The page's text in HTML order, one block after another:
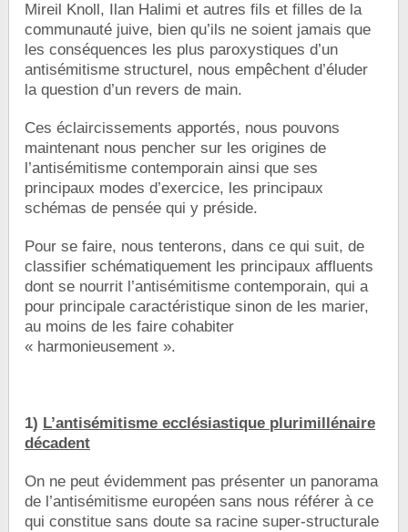
Mireil Knoll, Ilan Halimi et autres fils et filles de la
communauté juive, bien qu’ils ne soient jamais que
les conséquences les plus paroxystiques d’un
antisémitisme structurel, nous empêchent d’éluder
la question d’un revers de main.
Ces éclaircissements apportés, nous pouvons
maintenant nous pencher sur les origines de
l’antisémitisme contemporain ainsi que ses
principaux modes d’exercice, les principaux
schémas de pensée qui y préside.
Pour se faire, nous tenterons, dans ce qui suit, de
classifier schématiquement les principaux affluents
dont se nourrit l’antisémitisme contemporain, qui a
pour principale caractéristique sinon de les marier,
au moins de les faire cohabiter
« harmonieusement ».
1) L’antisémitisme ecclésiastique plurimillénaire
décadent
On ne peut évidemment pas présenter un panorama
de l’antisémitisme européen sans nous référer à ce
qui constitue sans doute sa racine super-structurale